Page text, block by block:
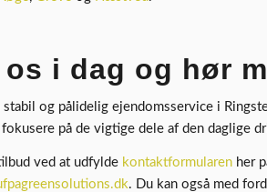
i dag og hør
stabil og pålidelig ejendomsservice i
fokusere på de vigtige dele af den daglige
ved at udfylde kontaktformularenher
. Du kan også med